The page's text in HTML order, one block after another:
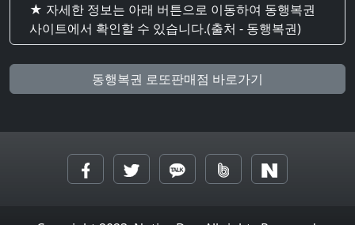
★ 자세한 정보는 아래 버튼으로 이동하여 동행복권
사이트에서 확인할 수 있습니다.(출처 - 동행복권)
동행복권 로또판매점 바로가기